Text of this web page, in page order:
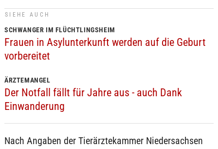
SIEHE AUCH
SCHWANGER IM FLÜCHTLINGSHEIM
Frauen in Asylunterkunft werden auf die Geburt
vorbereitet
ÄRZTEMANGEL
Der Notfall fällt für Jahre aus - auch Dank
Einwanderung
Nach Angaben der Tierärztekammer Niedersachsen